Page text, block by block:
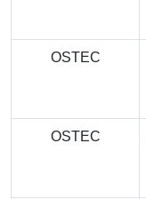
OSTEC
OSTEC